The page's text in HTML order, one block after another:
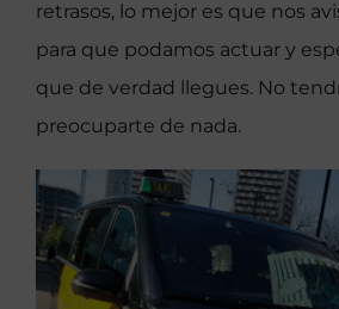
retrasos, lo mejor es que nos
para que podamos actuar y
que de verdad llegues. No
preocuparte de nada.